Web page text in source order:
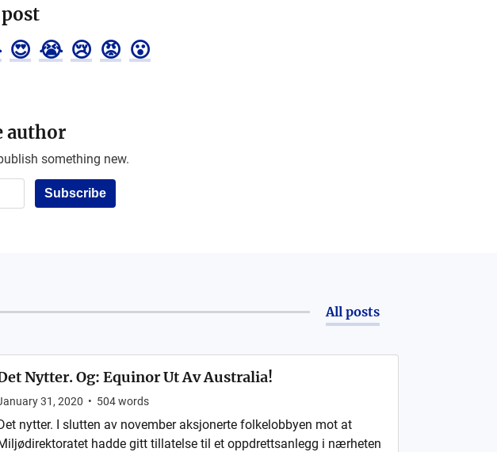
😍 😭 😢 😡 😮
author
something new.
Subscribe
All posts
Nytter. Og: Equinor Ut Av Australia!
31, 2020 • 504words
nytter. I slutten av november aksjonerte folkelobbyen mot at
hadde gitt tillatelse til et oppdrettsanlegg i nærheten